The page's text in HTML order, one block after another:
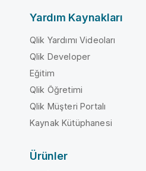
Yardım Kaynakları
Qlik Yardımı Videoları
Qlik Developer
Eğitim
Qlik Öğretimi
Qlik Müşteri Portalı
Kaynak Kütüphanesi
Ürünler